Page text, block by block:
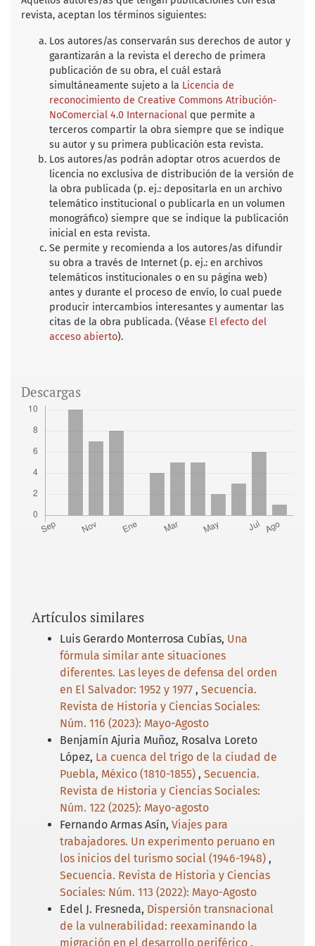
o
o
e
r
A
p
revista, aceptan los términos siguientes:
Los autores/as conservarán sus derechos de autor y
garantizarán a la revista el derecho de primera
publicación de su obra, el cuál estará
simultáneamente sujeto a la Licencia de
reconocimiento de Creative Commons Atribución-
NoComercial 4.0 Internacional que permite a
terceros compartir la obra siempre que se indique
su autor y su primera publicación esta revista.
Los autores/as podrán adoptar otros acuerdos de
licencia no exclusiva de distribución de la versión de
la obra publicada (p. ej.: depositarla en un archivo
telemático institucional o publicarla en un volumen
monográfico) siempre que se indique la publicación
inicial en esta revista.
Se permite y recomienda a los autores/as difundir
su obra a través de Internet (p. ej.: en archivos
telemáticos institucionales o en su página web)
antes y durante el proceso de envío, lo cual puede
producir intercambios interesantes y aumentar las
citas de la obra publicada. (Véase El efecto del
acceso abierto).
Descargas
Artículos similares
Luis Gerardo Monterrosa Cubías, Una
fórmula similar ante situaciones
diferentes. Las leyes de defensa del orden
en El Salvador: 1952 y 1977 , Secuencia.
Revista de Historia y Ciencias Sociales:
Núm. 116 (2023): Mayo-Agosto
Benjamín Ajuria Muñoz, Rosalva Loreto
López, La cuenca del trigo de la ciudad de
Puebla, México (1810-1855) , Secuencia.
Revista de Historia y Ciencias Sociales:
Núm. 122 (2025): Mayo-agosto
Fernando Armas Asín, Viajes para
trabajadores. Un experimento peruano en
los inicios del turismo social (1946-1948) ,
Secuencia. Revista de Historia y Ciencias
Sociales: Núm. 113 (2022): Mayo-Agosto
Edel J. Fresneda, Dispersión transnacional
de la vulnerabilidad: reexaminando la
migración en el desarrollo periférico ,